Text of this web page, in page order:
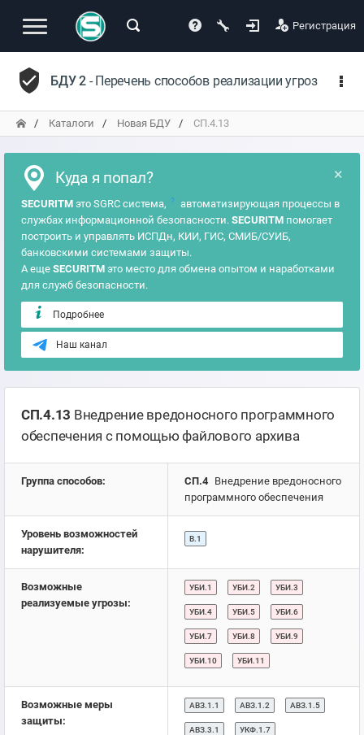
Регистрация
БДУ 2 - Перечень способов реализации угроз
Каталоги Новая БДУ СП.4.13
×
Куда я попал?
SECURITM это SGRC система, ?
автоматизирующая процессы в
службах информационной безопасности. SECURITM помогает
построить и управлять ИСПДн, КИИ, ГИС, СМИБ/СУИБ,
банковскими системами защиты.
А еще SECURITM это место для обмена опытом и наработками
для служб безопасности.
Подробнее
Наш канал
СП.4.13 Внедрение вредоносного программного
обеспечения с помощью файлового архива
Группа способов: СП.4 Внедрение вредоносного
программного обеспечения
Уровень возможностей
нарушителя:
В.1
Возможные
реализуемые угрозы:
УБИ.1 УБИ.2 УБИ.3
УБИ.4 УБИ.5 УБИ.6
УБИ.7 УБИ.8 УБИ.9
УБИ.10 УБИ.11
Возможные меры
защиты:
АВЗ.1.1 АВЗ.1.2 АВЗ.1.5
АВЗ.3.1 УКФ.1.7